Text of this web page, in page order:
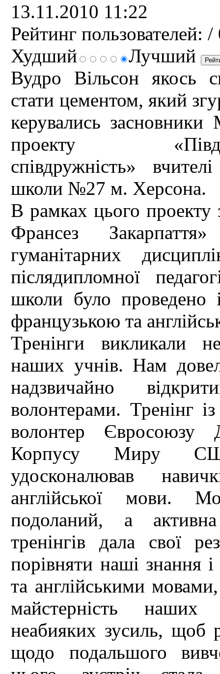
13.11.2010 11:22
Рейтинг пользователей: /
Худший
Лучший
Вудро Вільсон якось
стати цементом, який
керувались засновники
проекту
співдружність»
школи №27 м. Херсона.
В рамках цього проекту
Франсез
гуманітарних
післядипломної
школи було проведено
французькою та
Тренінги викликали
наших учнів. Нам
надзвичайно
волонтерами. Тренінг
волонтер Євросоюзу
Корпусу Миру
удосконалював
англійської мови.
подоланий, а
тренінгів дала свої
порівняти наші знання
та англійськими
майстерність наших
неабияких зусиль, щоб
щодо подальшого